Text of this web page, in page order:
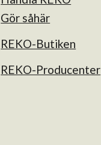
Gör såhär
REKO-Butiken
REKO-Producenter